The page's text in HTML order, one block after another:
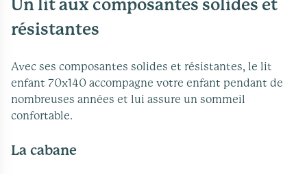
Un lit aux composantes solides et
résistantes
Avec ses composantes solides et résistantes, le lit
enfant 70x140 accompagne votre enfant pendant de
nombreuses années et lui assure un sommeil
confortable.
La cabane